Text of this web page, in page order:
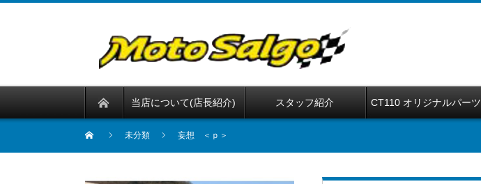
当店について(店長紹介) スタッフ紹介 CT110 オリジナルパーツ
未分類 妄想 ＜ｐ＞